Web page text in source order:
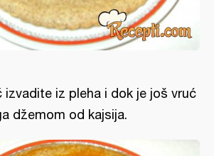
izvadite iz pleha i dok je još vruć
džemom od kajsija.